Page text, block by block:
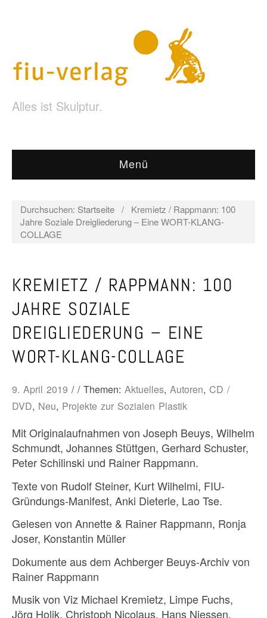
Alles ist Skulptur.
Menü
Durchsuchen: Startseite /
Kremietz / Rappmann: 100
Jahre Soziale Dreigliederung – Eine WORT-KLANG-
COLLAGE
KREMIETZ / RAPPMANN: 100
JAHRE SOZIALE
DREIGLIEDERUNG – EINE
WORT-KLANG-COLLAGE
9. April 2019 / / Themen: Aktuelles, Autoren, CD /
DVD, Neu, Projekte zur Sozialen Plastik
Mit Originalaufnahmen von Joseph Beuys, Wilhelm
Schmundt, Johannes Stüttgen, Gerhard Schuster,
Peter Schilinski und Rainer Rappmann.
Texte von Rudolf Steiner, Kurt Wilhelmi, FIU-
Gründungs-Manifest, Anki Dieterle, Lao Tse.
Gelesen von Annette & Rainer Rappmann, Ronja
Joser, Konstantin Müller
Dokumente aus dem Achberger Beuys-Archiv von
Rainer Rappmann
Musik von Viz Michael Kremietz, Limpe Fuchs,
Jörg Holik, Christoph Nicolaus, Hans Niessen,